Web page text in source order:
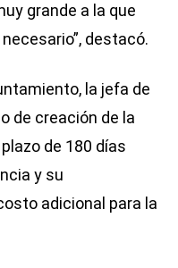
grande a la que
destacó.
la jefa de
de creación de la
de 180 días
y su
adicional para la